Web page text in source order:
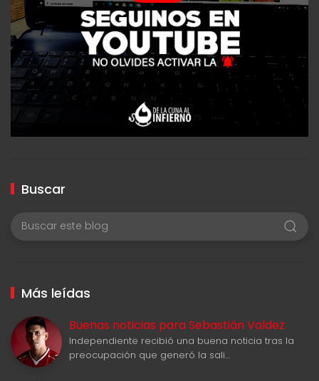
Buscar
Más leídas
Buenas noticias para Sebastián Valdez
Independiente recibió una buena noticia tras la
preocupación que generó la sali…